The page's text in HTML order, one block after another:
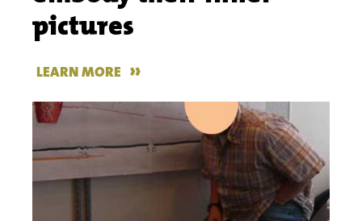
pictures
LEARN MORE »